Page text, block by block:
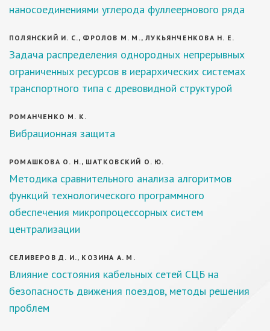
наносоединениями углерода фуллеернового ряда
ПОЛЯНСКИЙ И. С., ФРОЛОВ М. М., ЛУКЬЯНЧЕНКОВА Н. Е.
Задача распределения однородных непрерывных
ограниченных ресурсов в иерархических системах
транспортного типа с древовидной структурой
РОМАНЧЕНКО М. К.
Вибрационная защита
РОМАШКОВА О. Н., ШАТКОВСКИЙ О. Ю.
Методика сравнительного анализа алгоритмов
функций технологического программного
обеспечения микропроцессорных систем
централизации
СЕЛИВЕРОВ Д. И., КОЗИНА А. М.
Влияние состояния кабельных сетей СЦБ на
безопасность движения поездов, методы решения
проблем